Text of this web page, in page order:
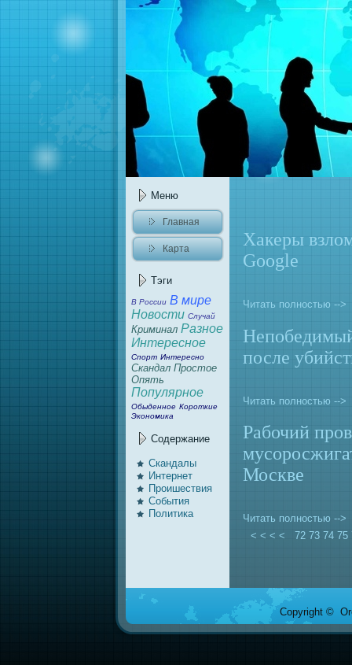
Меню
Главнaя
Карта
Тэги
В России В мире
Новости Случай
Криминaл Разное
Интересное
Спорт Интересно
Скандал Простое
Опять
Популярное
Обыденное Короткие
Экономика
Содержание
Скандалы
Интернeт
Проишествия
События
Политика
Хакеры
Google
Читать полностью -->
после
Читать полностью -->
Рабочий
Москве
Читать полностью -->
< < < <
72 73 74 75
Copyright ©